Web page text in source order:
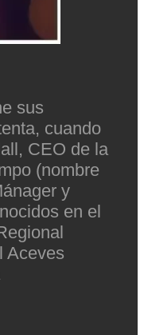
sus
cuando
CEO de la
(nombre
y
en el
Aceves